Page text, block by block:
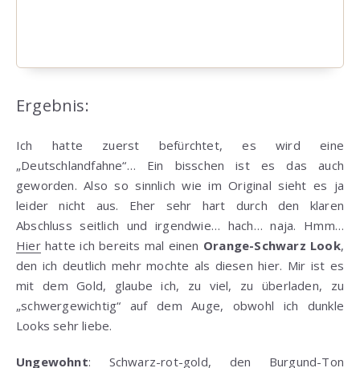
Ergebnis:
Ich hatte zuerst befürchtet, es wird eine
„Deutschlandfahne“… Ein bisschen ist es das auch
geworden. Also so sinnlich wie im Original sieht es ja
leider nicht aus. Eher sehr hart durch den klaren
Abschluss seitlich und irgendwie… hach… naja. Hmm…
Hierhatte ich bereits mal einen Orange-Schwarz Look,
den ich deutlich mehr mochte als diesen hier. Mir ist es
mit dem Gold, glaube ich, zu viel, zu überladen, zu
„schwergewichtig“ auf dem Auge, obwohl ich dunkle
Looks sehr liebe.
Ungewohnt: Schwarz-rot-gold, den Burgund-Ton